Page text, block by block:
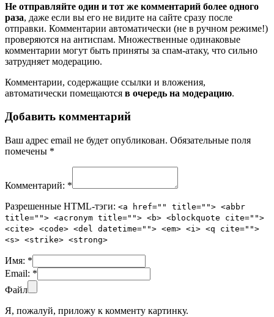
Не отправляйте один и тот же комментарий более одного
раза, даже если вы его не видите на сайте сразу после
отправки. Комментарии автоматически (не в ручном режиме!)
проверяются на антиспам. Множественные одинаковые
комментарии могут быть приняты за спам-атаку, что сильно
затрудняет модерацию.
Комментарии, содержащие ссылки и вложения,
автоматически помещаются в очередь на модерацию.
Добавить комментарий
Ваш адрес email не будет опубликован. Обязательные поля
помечены *
Комментарий: *
Разрешенные HTML-тэги: <a href="" title=""> <abbr
title=""> <acronym title=""> <b> <blockquote cite="">
<cite> <code> <del datetime=""> <em> <i> <q cite="">
<s> <strike> <strong>
Имя: *
Email: *
Файл
Я, пожалуй, приложу к комменту картинку.